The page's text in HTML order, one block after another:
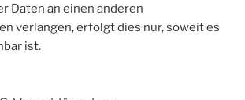
Daten an einen anderen
verlangen, erfolgt dies nur, soweit es
ist.